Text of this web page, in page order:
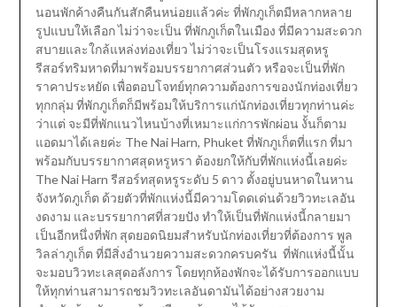
นอนพักค้างคืนกันสักคืนหน่อยแล้วค่ะ ที่พักภูเก็ตมีหลากหลาย
รูปแบบให้เลือก ไม่ว่าจะเป็น ที่พักภูเก็ตในเมือง ที่มีความสะดวก
สบายและใกล้แหล่งท่องเที่ยว ไม่ว่าจะเป็นโรงแรมสุดหรู
รีสอร์ทริมหาดที่มาพร้อมบรรยากาศส่วนตัว หรือจะเป็นที่พัก
ราคาประหยัด เพื่อตอบโจทย์ทุกความต้องการของนักท่องเที่ยว
ทุกกลุ่ม ที่พักภูเก็ตก็มีพร้อมให้บริการแก่นักท่องเที่ยวทุกท่านค่ะ
ว่าแต่ จะมีที่พักแนวไหนบ้างที่เหมาะแก่การพักผ่อน งั้นก็ตาม
แอดมาได้เลยค่ะ The Nai Harn, Phuket ที่พักภูเก็ตที่แรก ที่มา
พร้อมกับบรรยากาศสุดหรูหรา ต้องยกให้กับที่พักแห่งนี้เลยค่ะ
The Nai Harn รีสอร์ทสุดหรูระดับ 5 ดาว ตั้งอยู่บนหาดในหาน
จังหวัดภูเก็ต ด้วยตัวที่พักแห่งนี้มีความโดดเด่นด้วยวิวทะเลอัน
งดงาม และบรรยากาศที่สวยปัง ทำให้เป็นที่พักแห่งนี้กลายมา
เป็นอีกหนึ่งที่พัก สุดยอดนิยมสำหรับนักท่องเที่ยวที่ต้องการ พูล
วิลล่าภูเก็ต ที่มีสิ่งอำนวยความสะดวกครบครัน ที่พักแห่งนี้นั้น
จะมอบวิวทะเลสุดอลังการ โดยทุกห้องพักจะได้รับการออกแบบ
ให้ทุกท่านสามารถชมวิวทะเลอันดามันได้อย่างสวยงาม